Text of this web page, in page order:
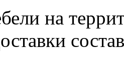
на